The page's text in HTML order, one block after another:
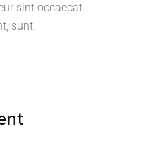
sint occaecat
sunt.